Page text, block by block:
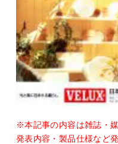
※本記事の内容は雑誌・
発表内容・製品仕様など